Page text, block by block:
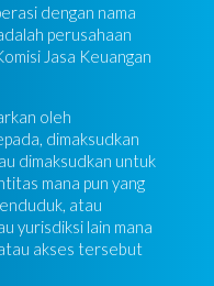
dengan nama
perusahaan
Jasa Keuangan
oleh
dimaksudkan
dimaksudkan untuk
mana pun yang
atau
yurisdiksi lain mana
akses tersebut